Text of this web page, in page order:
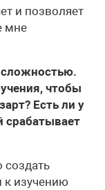
и позволяет
мне
сложностью.
чтобы
Есть ли у
создать
к изучению